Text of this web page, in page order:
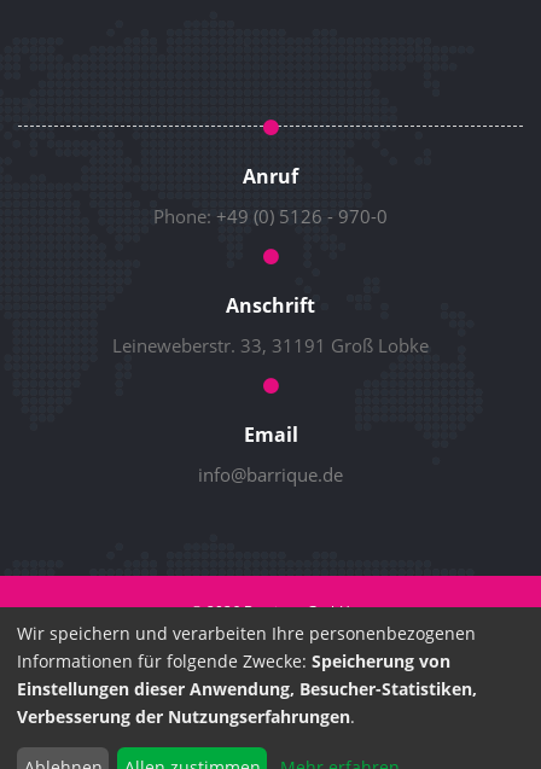
Anruf
Phone: +49 (0) 5126 - 970-0
Anschrift
Leineweberstr. 33, 31191 Groß Lobke
Email
info@barrique.de
© 2026 Barrique GmbH
Sitemap
Impressum Datenschutz AGB Franchise
Backend
Intranet
Händlershop
Wir speichern und verarbeiten Ihre personenbezogenen
Informationen für folgende Zwecke: Speicherung von
Einstellungen dieser Anwendung, Besucher-Statistiken,
Verbesserung der Nutzungserfahrungen.